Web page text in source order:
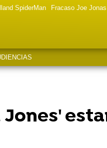
SpiderMan Fracaso Joe Jonas
Jones'